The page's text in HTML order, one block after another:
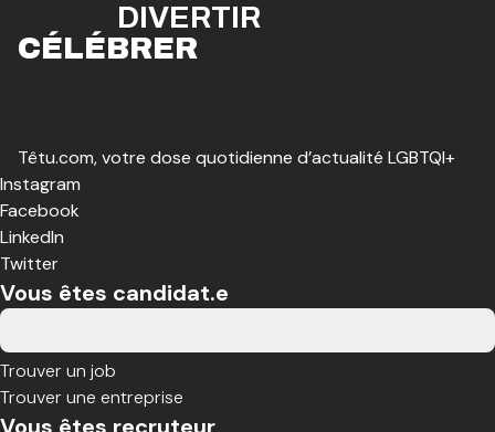
DIVERTIR
CÉLÉBRER
Têtu.com, votre dose quotidienne d’actualité LGBTQI+
Instagram
Facebook
LinkedIn
Twitter
Vous êtes candidat.e
Trouver un job
Trouver une entreprise